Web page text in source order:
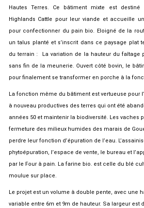
Hautes Terres. Ce bâtiment mixte est destiné
Highlands Cattle pour leur viande et accueille
pour confectionner du pain bio. Eloigné de la
un talus planté et s’inscrit dans ce paysage plat
du terrain : La variation de la hauteur du faîtage
sans fin de la meunerie. Ouvert côté bovin, le
pour finalement se transformer en porche à la
La fonction même du bâtiment est vertueuse pour
à nouveau productives des terres qui ont été
années 50 et maintenir la biodiversité. Les vaches
fermeture des milieux humides des marais de
perdre leur fonction d’épuration de l’eau.
phytoépuration, l’espace de vente, le bureau et
par le Four à pain. La farine bio. est celle du blé
moulue sur place.
Le projet est un volume à double pente, avec une
variable entre 6m et 9m de hauteur. Sa largeur est